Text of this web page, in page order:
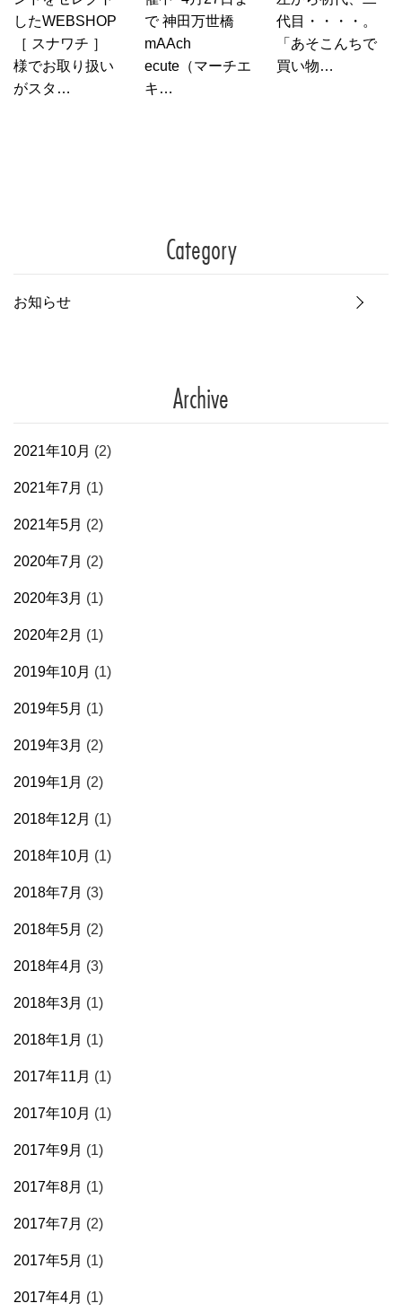
したWEBSHOP
［ スナワチ ］
様でお取り扱い
がスタ…
で 神田万世橋
mAAch
ecute（マーチエ
キ…
代目・・・・。
「あそこんちで
買い物…
Category
お知らせ
Archive
2021年10月 (2)
2021年7月 (1)
2021年5月 (2)
2020年7月 (2)
2020年3月 (1)
2020年2月 (1)
2019年10月 (1)
2019年5月 (1)
2019年3月 (2)
2019年1月 (2)
2018年12月 (1)
2018年10月 (1)
2018年7月 (3)
2018年5月 (2)
2018年4月 (3)
2018年3月 (1)
2018年1月 (1)
2017年11月 (1)
2017年10月 (1)
2017年9月 (1)
2017年8月 (1)
2017年7月 (2)
2017年5月 (1)
2017年4月 (1)